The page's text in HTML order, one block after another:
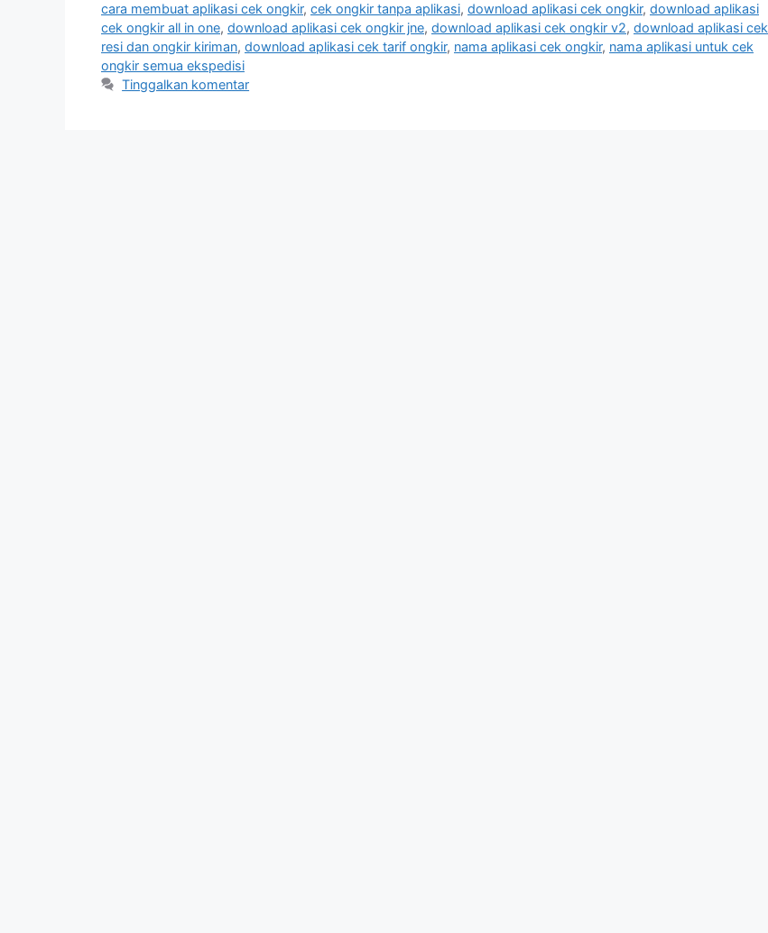
cara membuat aplikasi cek ongkir, cek ongkir tanpa aplikasi, download aplikasi cek ongkir, download aplikasi
cek ongkir all in one, download aplikasi cek ongkir jne, download aplikasi cek ongkir v2, download aplikasi cek
resi dan ongkir kiriman, download aplikasi cek tarif ongkir, nama aplikasi cek ongkir, nama aplikasi untuk cek
ongkir semua ekspedisi
Tinggalkan komentar